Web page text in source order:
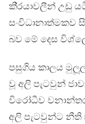
කි‍්‍රයාවලීන් උඩු
සංවිධානාත්මකව
බව මේ දෙස
පසුගිය කාලය
වූ අලි පැටවුන්
විරෝධීව
අලි පැටවුන්ට නීති